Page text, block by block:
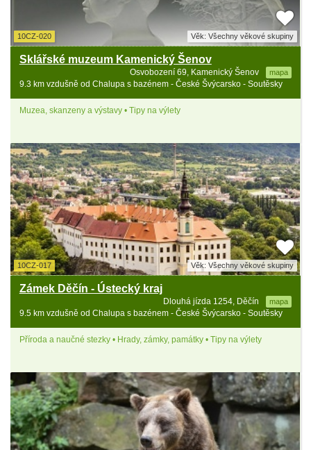
10CZ-020 Věk: Všechny věkové skupiny
Sklářské muzeum Kamenický Šenov
Osvobození 69, Kamenický Šenov mapa
9.3 km vzdušně od Chalupa s bazénem - České Švýcarsko - Soutěsky
Muzea, skanzeny a výstavy • Tipy na výlety
10CZ-017 Věk: Všechny věkové skupiny
Zámek Děčín - Ústecký kraj
Dlouhá jízda 1254, Děčín mapa
9.5 km vzdušně od Chalupa s bazénem - České Švýcarsko - Soutěsky
Příroda a naučné stezky • Hrady, zámky, památky • Tipy na výlety